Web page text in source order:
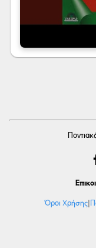
Όροι Χρήσης|